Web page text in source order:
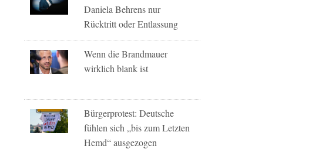
Daniela Behrens nur
Rücktritt oder Entlassung
Wenn die Brandmauer
wirklich blank ist
Bürgerprotest: Deutsche
fühlen sich „bis zum Letzten
Hemd“ ausgezogen